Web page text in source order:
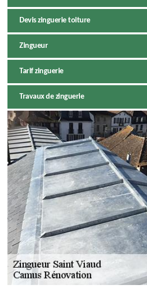
Devis zinguerie toiture
Zingueur
Tarif zinguerie
Travaux de zinguerie